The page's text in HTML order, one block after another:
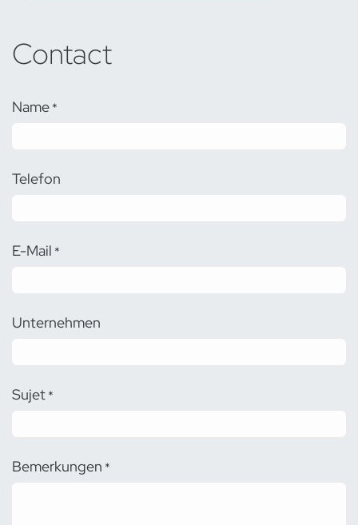
Contact
Name*
Telefon
E-Mail *
Unternehmen
Sujet*
Bemerkungen *